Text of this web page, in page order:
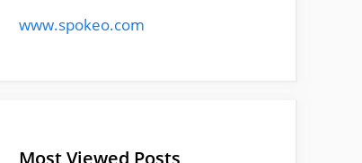
www.spokeo.com
Most Viewed Posts